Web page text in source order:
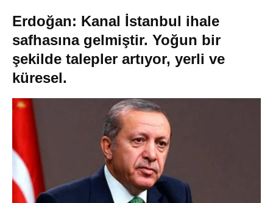
Erdoğan: Kanal İstanbul ihale
safhasına gelmiştir. Yoğun bir
şekilde talepler artıyor, yerli ve
küresel.